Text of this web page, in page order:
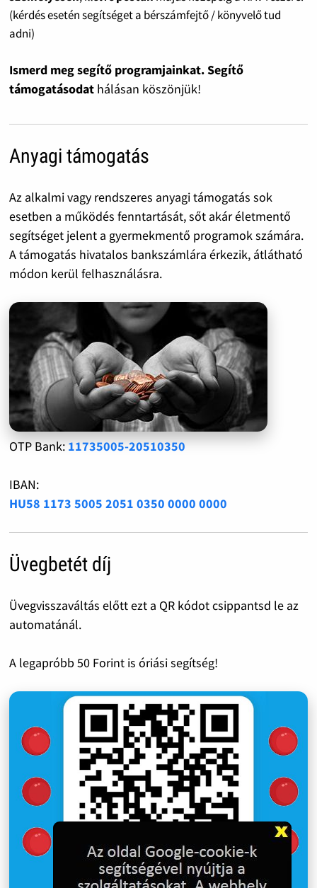
(kérdés esetén segítséget a bérszámfejtő / könyvelő tud
adni)
Ismerd meg segítő programjainkat. Segítő
támogatásodat hálásan köszönjük!
Anyagi támogatás
Az alkalmi vagy rendszeres anyagi támogatás sok
esetben a működés fenntartását, sőt akár életmentő
segítséget jelent a gyermekmentő programok számára.
A támogatás hivatalos bankszámlára érkezik, átlátható
módon kerül felhasználásra.
OTP Bank: 11735005-20510350
IBAN:
HU58 1173 5005 2051 0350 0000 0000
Üvegbetét díj
Üvegvisszaváltás előtt ezt a QR kódot csippantsd le az
automatánál.
A legapróbb 50 Forint is óriási segítség!